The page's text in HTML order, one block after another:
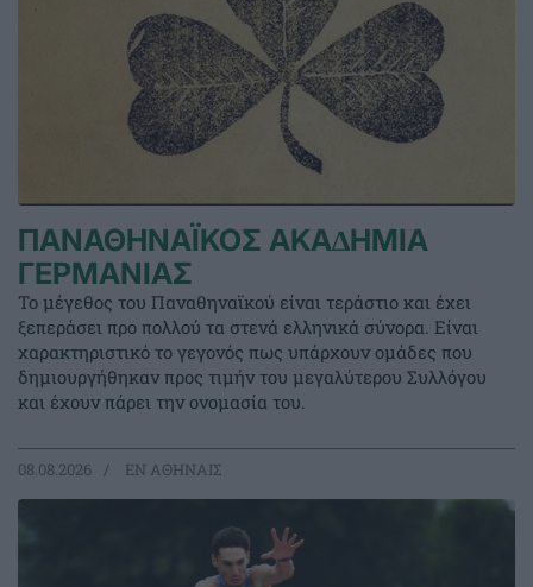
ΠΑΝΑΘΗΝΑΪΚΟΣ ΑΚΑ∆ΗΜΙΑ
ΓΕΡΜΑΝΙΑΣ
Το μέγεθος του Παναθηναϊκού είναι τεράστιο και έχει
ξεπεράσει προ πολλού τα στενά ελληνικά σύνορα. Είναι
χαρακτηριστικό το γεγονός πως υπάρχουν ομάδες που
δημιουργήθηκαν προς τιμήν του μεγαλύτερου Συλλόγου
και έχουν πάρει την ονομασία του.
08.08.2026 EΝ ΑΘΗΝΑΙΣ